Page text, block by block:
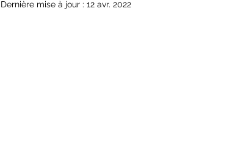
Dernière mise à jour : 12 avr. 2022